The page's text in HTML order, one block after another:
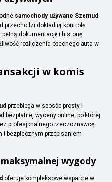
samochody używane Szemud
przechodzi dokładną kontrolę
dokumentację i historię
rozliczenia obecnego auta w
w komis
przebiega w sposób prosty i
bezpłatnej wyceny online, po której
profesjonalnego rzeczoznawcę.
i bezpiecznym przepisaniem
wygody
oferuje kompleksowe wsparcie w